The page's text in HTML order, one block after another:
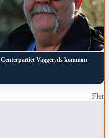
Centerpartiet Vaggeryds kommun
Fler